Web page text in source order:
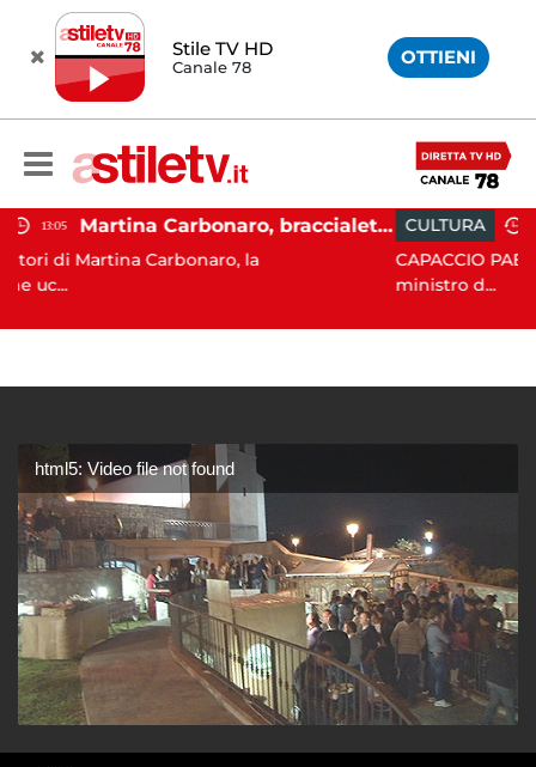
Stile TV HD
Canale 78 OTTIENI
Martina Carbonaro, braccialetto elettronico per i genitori della 14enne uccisa dall'ex
la
CULTURA 10:54
CAPACCIO PAESTUM. Il Codancos
html5: Video file not found